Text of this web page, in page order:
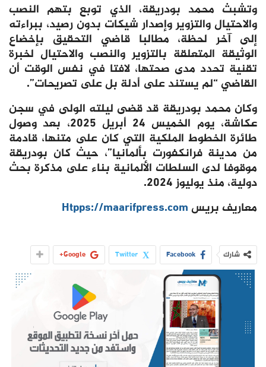
وتشبث محمد بودريقة، الذي توبع بتهم النصب
والاحتيال والتزوير وإصدار شيكات بدون رصيد، ببراءته
إلى آخر لحظة، مطالبا قاضي التحقيق بإخضاع
الوثيقة المتعلقة بالتزوير والنصب والاحتيال لخبرة
تقنية تحدد مدى صحتها، لافتا في نفس الوقت أن
القاضي “لم يستند على أدلة بل على تصريحات”.
وكان محمد بودريقة قد قضى ليلته الولى في سجن
عكاشة، يوم الخميس 24 أبريل 2025، بعد وصول
طائرة الخطوط الملكية التي كان على متنها، قادمة
من مدينة فرانكفورت بألمانيا”، حيث كان بودريقة
موقوفا لدى السلطات الألمانية بناء على مذكرة بحث
دولية، منذ يوليوز 2024.
معاريف بريسHtpps://maarifpress.com
شارك Facebook
Twitter
Google+